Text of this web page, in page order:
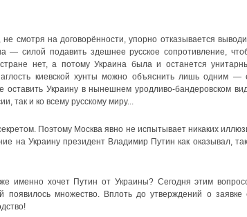
смотря на договорённости, упорно отказывается
— силой подавить здешнее русское сопротивление,
нет, а потому Украина была и останется
киевской хунты можно объяснить лишь одним —
Украину в нынешнем уродливо-бандеровском
так и ко всему русскому миру...
Поэтому Москва явно не испытывает никаких
на Украину президент Владимир Путин как оказывал,
именно хочет Путин от Украины? Сегодня этим
множество. Вплоть до утверждений о заявке